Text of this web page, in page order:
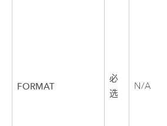
FORMAT
必
选
N/A